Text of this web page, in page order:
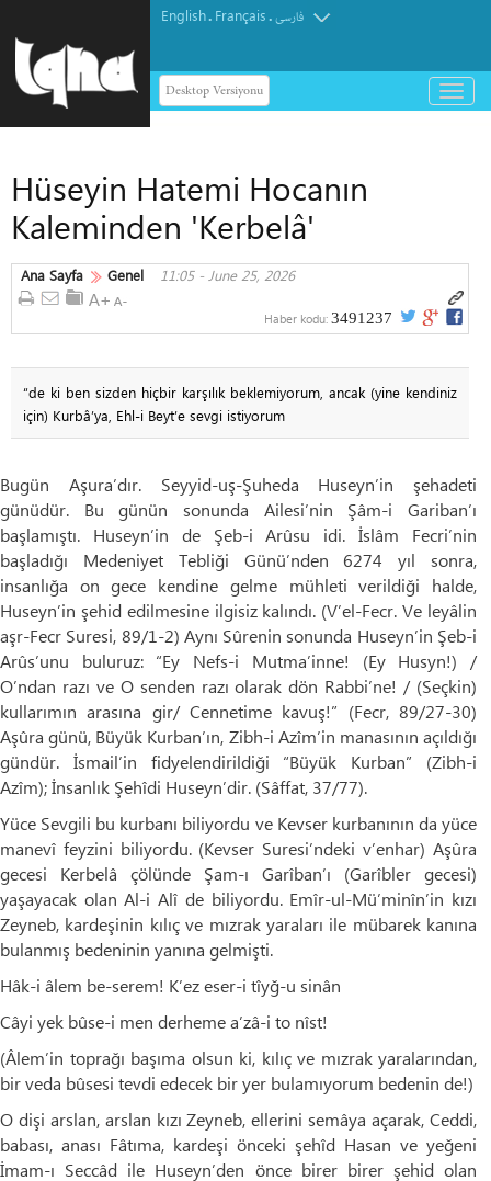
English. Français.فارسی
Desktop Versiyonu
باز
و
Hüseyin Hatemi Hocanın
Kaleminden 'Kerbelâ'
Ana Sayfa Genel 11:05 - June 25, 2026
Haber kodu: 3491237
“de ki ben sizden hiçbir karşılık beklemiyorum, ancak (yine kendiniz
için) Kurbâ’ya, Ehl-i Beyt’e sevgi istiyorum
Bugün Aşura’dır. Seyyid-uş-Şuheda Huseyn’in şehadeti
günüdür. Bu günün sonunda Ailesi’nin Şâm-i Gariban’ı
başlamıştı. Huseyn’in de Şeb-i Arûsu idi. İslâm Fecri’nin
başladığı Medeniyet Tebliği Günü’nden 6274 yıl sonra,
insanlığa on gece kendine gelme mühleti verildiği halde,
Huseyn’in şehid edilmesine ilgisiz kalındı. (V’el-Fecr. Ve leyâlin
aşr-Fecr Suresi, 89/1-2) Aynı Sûrenin sonunda Huseyn’in Şeb-i
Arûs’unu buluruz: “Ey Nefs-i Mutma’inne! (Ey Husyn!) /
O’ndan razı ve O senden razı olarak dön Rabbi’ne! / (Seçkin)
kullarımın arasına gir/ Cennetime kavuş!” (Fecr, 89/27-30)
Aşûra günü, Büyük Kurban’ın, Zibh-i Azîm’in manasının açıldığı
gündür. İsmail’in fidyelendirildiği “Büyük Kurban” (Zibh-i
Azîm); İnsanlık Şehîdi Huseyn’dir. (Sâffat, 37/77).
Yüce Sevgili bu kurbanı biliyordu ve Kevser kurbanının da yüce
manevî feyzini biliyordu. (Kevser Suresi’ndeki v’enhar) Aşûra
gecesi Kerbelâ çölünde Şam-ı Garîban’ı (Garîbler gecesi)
yaşayacak olan Al-i Alî de biliyordu. Emîr-ul-Mü’minîn’in kızı
Zeyneb, kardeşinin kılıç ve mızrak yaraları ile mübarek kanına
bulanmış bedeninin yanına gelmişti.
Hâk-i âlem be-serem! K’ez eser-i tîyğ-u sinân
Câyi yek bûse-i men derheme a’zâ-i to nîst!
(Âlem’in toprağı başıma olsun ki, kılıç ve mızrak yaralarından,
bir veda bûsesi tevdi edecek bir yer bulamıyorum bedenin de!)
O dişi arslan, arslan kızı Zeyneb, ellerini semâya açarak, Ceddi,
babası, anası Fâtıma, kardeşi önceki şehîd Hasan ve yeğeni
İmam-ı Seccâd ile Huseyn’den önce birer birer şehid olan